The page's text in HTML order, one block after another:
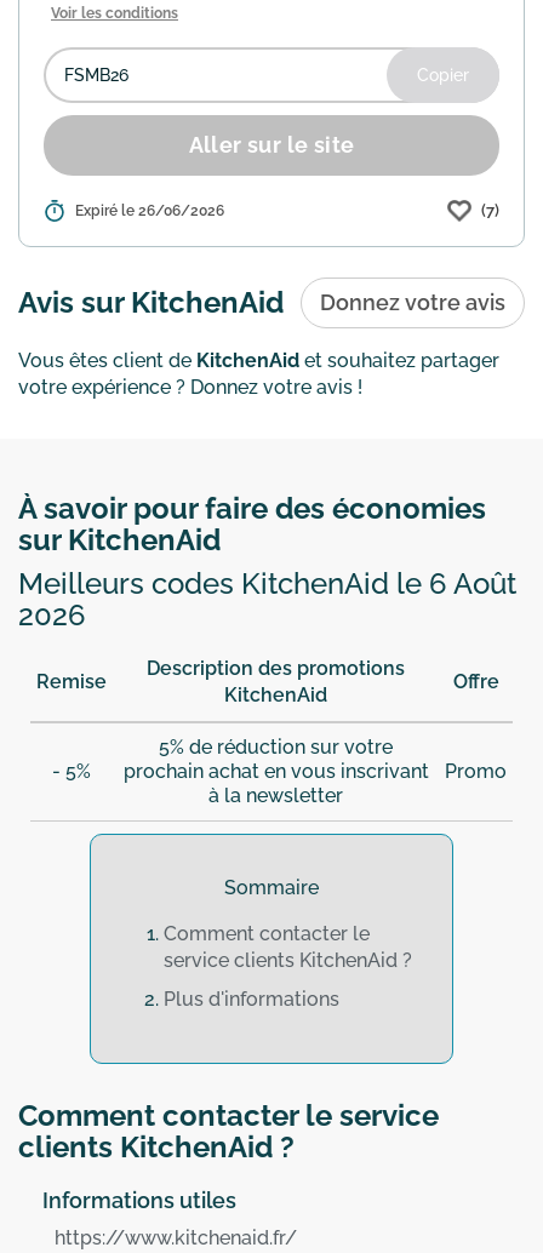
Voir les conditions
Copier
Aller sur le site
Détails : KitchenAid propose une réduction de
lors de votre commande pour en
bénéficier. Sont exclus : le...En savoir
Expiré le 26/06/2026 (7)
Avis sur KitchenAid Donnez votre avis
Vous êtes client de KitchenAid et souhaitez partager
votre expérience ? Donnez votre avis !
À savoir pour faire des économies
sur KitchenAid
Meilleurs codes KitchenAid le 6 Août
2026
Remise
Description des promotions
KitchenAid
Offre
- 5%
5% de réduction sur votre
prochain achat en vous inscrivant
à la newsletter
Promo
Sommaire
Comment contacter le
service clients KitchenAid ?
Plus d'informations
Comment contacter le service
clients KitchenAid ?
Informations utiles
https://www.kitchenaid.fr/